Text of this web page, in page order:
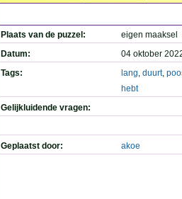
Plaats van de puzzel:
eigen maaksel
Datum:
04 oktober
Tags:
lang, duurt,
hebt
Gelijkluidende vragen:
Geplaatst door: akoe